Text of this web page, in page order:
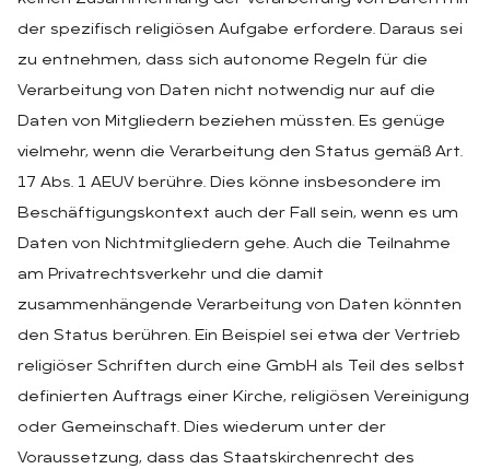
der spezifisch religiösen Aufgabe erfordere. Daraus sei
zu entnehmen, dass sich autonome Regeln für die
Verarbeitung von Daten nicht notwendig nur auf die
Daten von Mitgliedern beziehen müssten. Es genüge
vielmehr, wenn die Verarbeitung den Status gemäß Art.
17 Abs. 1 AEUV berühre. Dies könne insbesondere im
Beschäftigungskontext auch der Fall sein, wenn es um
Daten von Nichtmitgliedern gehe. Auch die Teilnahme
am Privatrechtsverkehr und die damit
zusammenhängende Verarbeitung von Daten könnten
den Status berühren. Ein Beispiel sei etwa der Vertrieb
religiöser Schriften durch eine GmbH als Teil des selbst
definierten Auftrags einer Kirche, religiösen Vereinigung
oder Gemeinschaft. Dies wiederum unter der
Voraussetzung, dass das Staatskirchenrecht des